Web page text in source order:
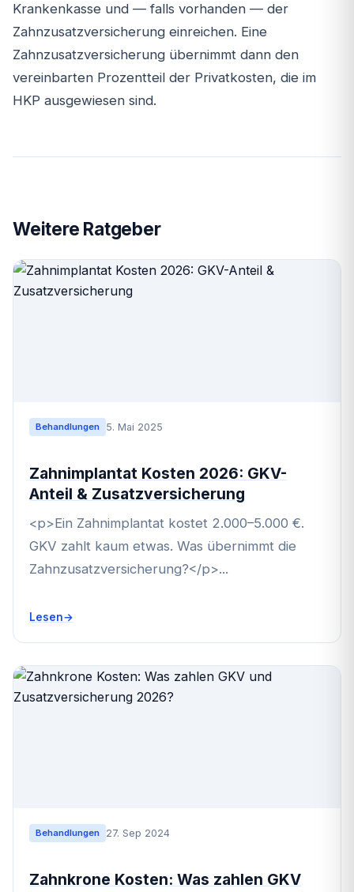
Krankenkasse und — falls vorhanden — der
Zahnzusatzversicherung einreichen. Eine
Zahnzusatzversicherung übernimmt dann den
vereinbarten Prozentteil der Privatkosten, die im
HKP ausgewiesen sind.
Weitere Ratgeber
Behandlungen 5. Mai 2025
Zahnimplantat Kosten 2026: GKV-
Anteil & Zusatzversicherung
<p>Ein Zahnimplantat kostet 2.000–5.000 €.
GKV zahlt kaum etwas. Was übernimmt die
Zahnzusatzversicherung?</p>...
Lesen
Behandlungen 27. Sep 2024
Zahnkrone Kosten: Was zahlen GKV